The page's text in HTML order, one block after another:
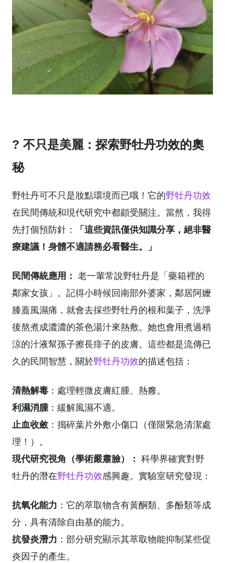
? 不只是美麗：探索野牡丹功效的奧
秘
野牡丹可不只是妝點環境而已哦！它的野牡丹功效
在民間傳統和現代研究中都頗受關注。當然，我得
先打個預防針：
「這些資訊僅供知識分享，絕非醫
療建議！身體不適請務必看醫生。」
民間傳統應用： 老一輩常說野牡丹是「藥箱裡的
鄰家女孩」。記得小時候回南部外婆家，鄰居阿嬤
膝蓋風濕痛，就會去採些野牡丹的根和葉子，洗淨
後熬煮成濃濃的茶色湯汁來熱敷。她也會用煮過稍
涼的汁液幫孫子擦長痱子的皮膚。這些都是流傳已
久的民間智慧，關於野牡丹功效的描述包括：
清熱解毒 ：處理輕微皮膚紅腫、熱癰。
利濕消腫：緩解風濕不適。
止血收斂 ：搗碎葉片外敷小傷口（僅限緊急清潔處
理！）。
現代研究視角（學術嚴肅臉）： 科學界確實對野
牡丹的潛在野牡丹功效感興趣。實驗室研究發現：
抗氧化能力 ：它的萃取物含有黃酮類、多酚類等成
分，具有清除自由基的能力。
抗發炎潛力 ：部分研究顯示其萃取物能抑制某些促
炎因子的產生。